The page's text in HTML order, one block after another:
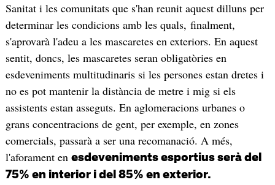
Sanitat i les comunitats que s'han reunit aquest dilluns per
determinar les condicions amb les quals, finalment,
s'aprovarà l'adeu a les mascaretes en exteriors. En aquest
sentit, doncs, les mascaretes seran obligatòries en
esdeveniments multitudinaris si les persones estan dretes i
no es pot mantenir la distància de metre i mig si els
assistents estan asseguts. En aglomeracions urbanes o
grans concentracions de gent, per exemple, en zones
comercials, passarà a ser una recomanació. A més,
l'aforament en esdeveniments esportius serà del
75% en interior i del 85% en exterior.